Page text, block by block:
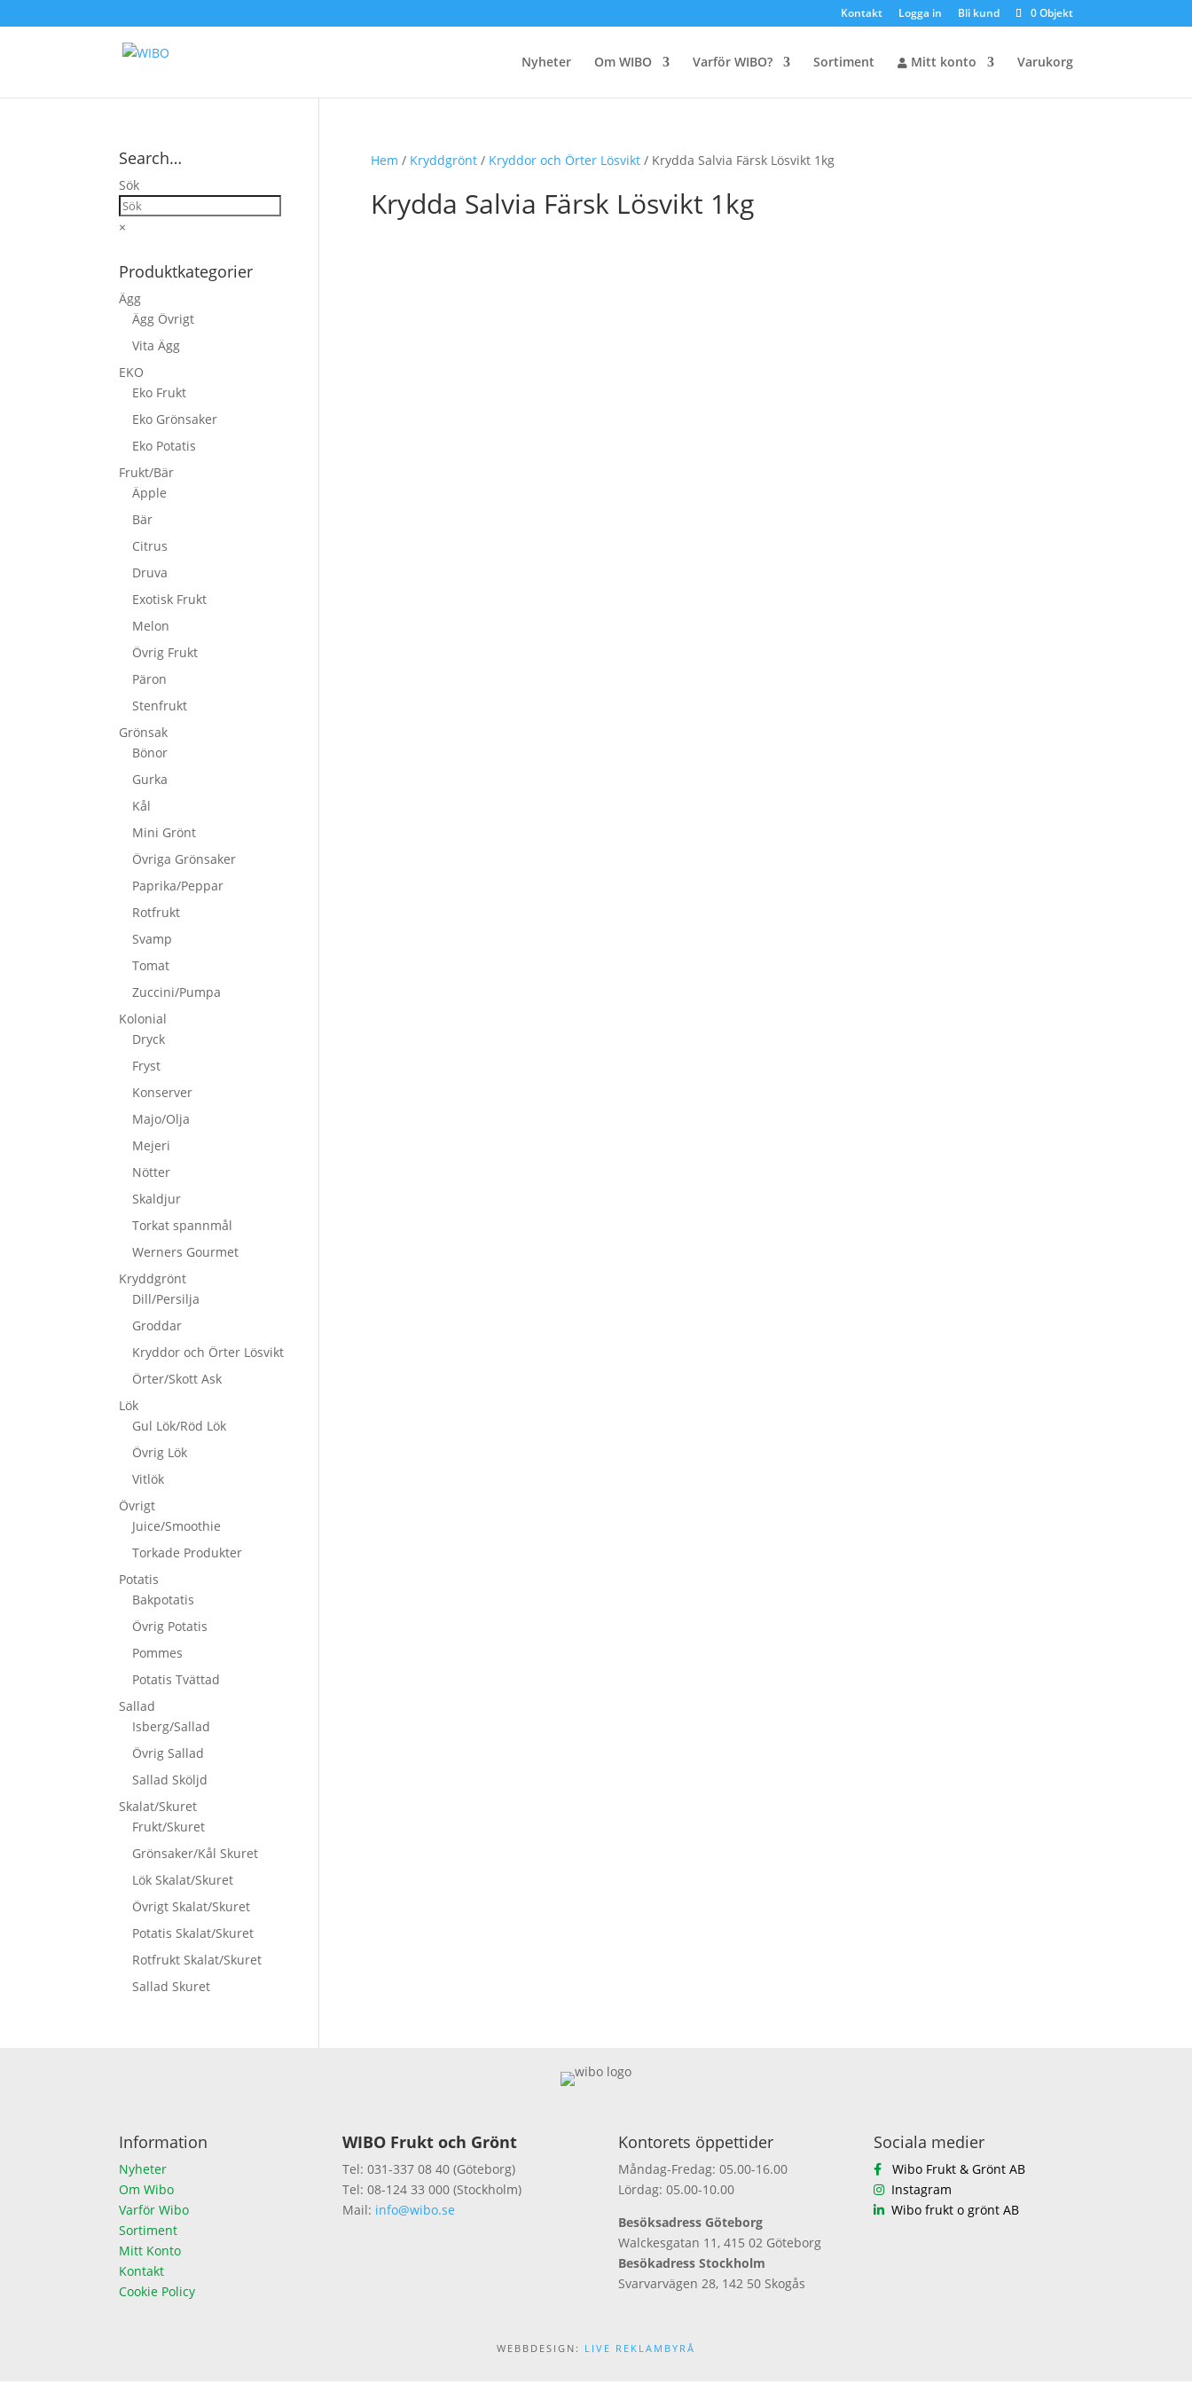
Kontakt Logga in Bli kund 0 Objekt
Nyheter Om WIBO Varför WIBO? Sortiment Mitt konto Varukorg
Hem / Kryddgrönt/ Kryddor och Örter Lösvikt/ Krydda Salvia Färsk Lösvikt 1kg
Krydda Salvia Färsk Lösvikt 1kg
Search…
Sök
×
Produktkategorier
Ägg
Ägg Övrigt
Vita Ägg
EKO
Eko Frukt
Eko Grönsaker
Eko Potatis
Frukt/Bär
Äpple
Bär
Citrus
Druva
Exotisk Frukt
Melon
Övrig Frukt
Päron
Stenfrukt
Grönsak
Bönor
Gurka
Kål
Mini Grönt
Övriga Grönsaker
Paprika/Peppar
Rotfrukt
Svamp
Tomat
Zuccini/Pumpa
Kolonial
Dryck
Fryst
Konserver
Majo/Olja
Mejeri
Nötter
Skaldjur
Torkat spannmål
Werners Gourmet
Kryddgrönt
Dill/Persilja
Groddar
Kryddor och Örter Lösvikt
Örter/Skott Ask
Lök
Gul Lök/Röd Lök
Övrig Lök
Vitlök
Övrigt
Juice/Smoothie
Torkade Produkter
Potatis
Bakpotatis
Övrig Potatis
Pommes
Potatis Tvättad
Sallad
Isberg/Sallad
Övrig Sallad
Sallad Sköljd
Skalat/Skuret
Frukt/Skuret
Grönsaker/Kål Skuret
Lök Skalat/Skuret
Övrigt Skalat/Skuret
Potatis Skalat/Skuret
Rotfrukt Skalat/Skuret
Sallad Skuret
Information
Nyheter
Om Wibo
Varför Wibo
Sortiment
Mitt Konto
Kontakt
Cookie Policy
WIBO Frukt och Grönt
Tel: 031-337 08 40 (Göteborg)
Tel: 08-124 33 000 (Stockholm)
Mail: info@wibo.se
Kontorets öppettider
Måndag-Fredag: 05.00-16.00
Lördag: 05.00-10.00
Besöksadress Göteborg
Walckesgatan 11, 415 02 Göteborg
Besökadress Stockholm
Svarvarvägen 28, 142 50 Skogås
Sociala medier
Wibo Frukt & Grönt AB
Instagram
Wibo frukt o grönt AB
WEBBDESIGN: LIVE REKLAMBYRÅ